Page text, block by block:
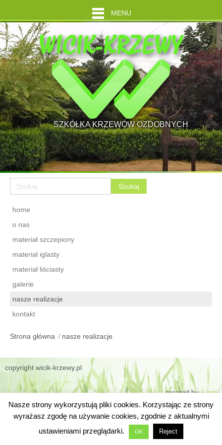
MENU
SZKÓŁKA KRZEWÓW OZDOBNYCH
home
o nas
materiał szczepiony
materiał iglasty
materiał liściasty
galerie
nasze realizacje
kontakt
Strona główna nasze realizacje
copyright wicik-krzewy.pl
created bye-gm
Nasze strony wykorzystują pliki cookies. Korzystając ze strony
wyrażasz zgodę na używanie cookies, zgodnie z aktualnymi
ustawieniami przeglądarki.
OK Reject